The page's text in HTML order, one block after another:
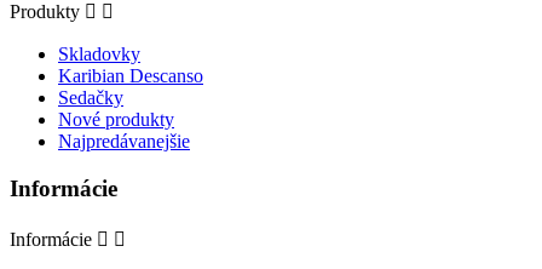
Produkty  
Skladovky
Karibian Descanso
Sedačky
Nové produkty
Najpredávanejšie
Informácie
Informácie  